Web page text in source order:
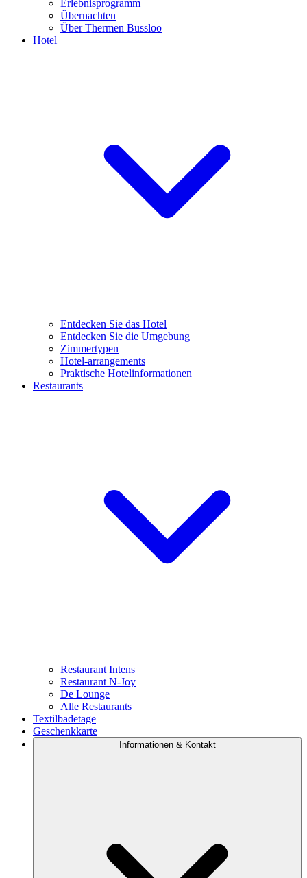
Erlebnisprogramm
Übernachten
Über Thermen Bussloo
Hotel
Entdecken Sie das Hotel
Entdecken Sie die Umgebung
Zimmertypen
Hotel-arrangements
Praktische Hotelinformationen
Restaurants
Restaurant Intens
Restaurant N-Joy
De Lounge
Alle Restaurants
Textilbadetage
Geschenkkarte
Informationen & Kontakt